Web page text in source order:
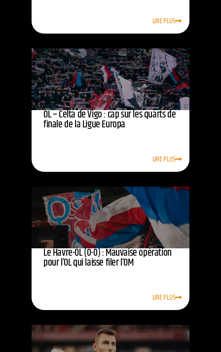
LIRE PLUS
OL – Celta de Vigo : cap sur les quarts de
finale de la Ligue Europa
LIRE PLUS
Le Havre-OL (0-0) : Mauvaise opération
pour l’OL qui laisse filer l’OM
LIRE PLUS